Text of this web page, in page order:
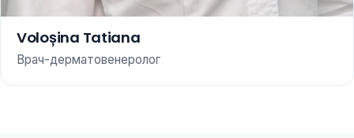
Voloșina Tatiana
Врач-дерматовенеролог